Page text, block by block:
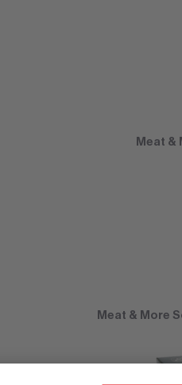
Meat &
Meat & More